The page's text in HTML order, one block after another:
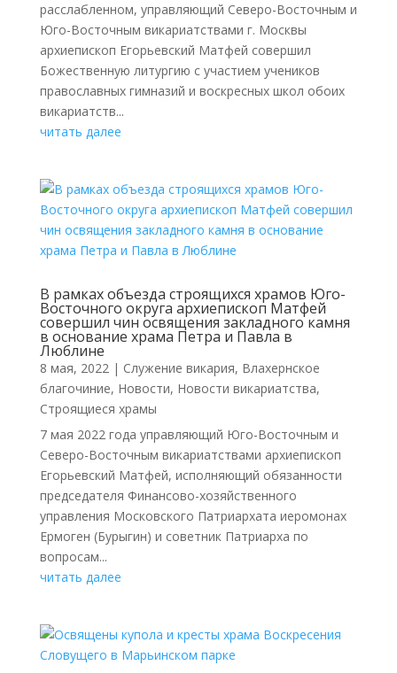
расслабленном, управляющий Северо-Восточным и
Юго-Восточным викариатствами г. Москвы
архиепископ Егорьевский Матфей совершил
Божественную литургию с участием учеников
православных гимназий и воскресных школ обоих
викариатств...
читать далее
В рамках объезда строящихся храмов Юго-
Восточного округа архиепископ Матфей
совершил чин освящения закладного камня
в основание храма Петра и Павла в
Люблине
8 мая, 2022| Cлужение викария, Влахернское
благочиние, Новости, Новости викариатства,
Строящиеся храмы
7 мая 2022 года управляющий Юго-Восточным и
Северо-Восточным викариатствами архиепископ
Егорьевский Матфей, исполняющий обязанности
председателя Финансово-хозяйственного
управления Московского Патриархата иеромонах
Ермоген (Бурыгин) и советник Патриарха по
вопросам...
читать далее